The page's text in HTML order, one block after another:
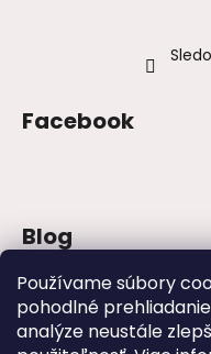
Používame súbory
pohodlné
analýze neustále
Facebook
Blog
Šaty na stužkovú
strihy
Najväčšie módne